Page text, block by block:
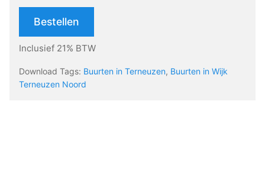
Bestellen
Inclusief 21% BTW
Download Tags: Buurten in Terneuzen, Buurten in Wijk
Terneuzen Noord